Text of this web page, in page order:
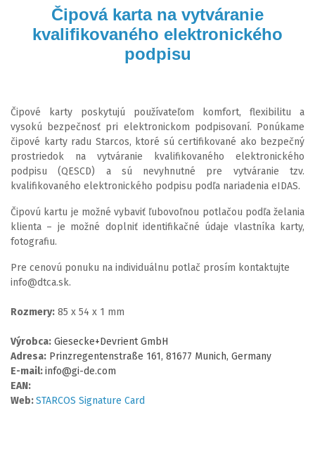
Čipová karta na vytváranie
kvalifikovaného elektronického
podpisu
Čipové karty poskytujú používateľom komfort, flexibilitu a
vysokú bezpečnosť pri elektronickom podpisovaní. Ponúkame
čipové karty radu Starcos, ktoré sú certifikované ako bezpečný
prostriedok na vytváranie kvalifikovaného elektronického
podpisu (QESCD) a sú nevyhnutné pre vytváranie tzv.
kvalifikovaného elektronického podpisu podľa nariadenia eIDAS.
Čipovú kartu je možné vybaviť ľubovoľnou potlačou podľa želania
klienta – je možné doplniť identifikačné údaje vlastníka karty,
fotografiu.
Pre cenovú ponuku na individuálnu potlač prosím kontaktujte
info@dtca.sk.
Rozmery: 85 x 54 x 1 mm
Výrobca: Giesecke+Devrient GmbH
Adresa: Prinzregentenstraße 161, 81677 Munich, Germany
E-mail:info@gi-de.com
EAN:
Web:STARCOS Signature Card